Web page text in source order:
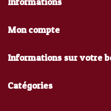
Mon compte
Informations sur votre
Catégories